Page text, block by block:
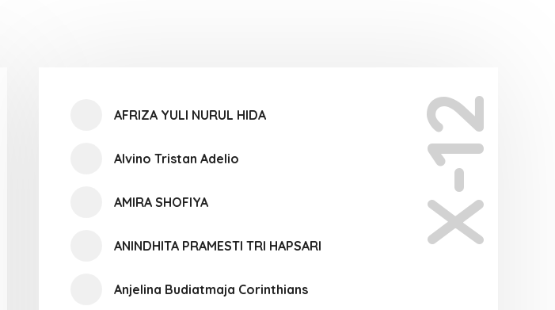
X-12
AFRIZA YULI NURUL HIDA
Alvino Tristan Adelio
AMIRA SHOFIYA
ANINDHITA PRAMESTI TRI HAPSARI
Anjelina Budiatmaja Corinthians